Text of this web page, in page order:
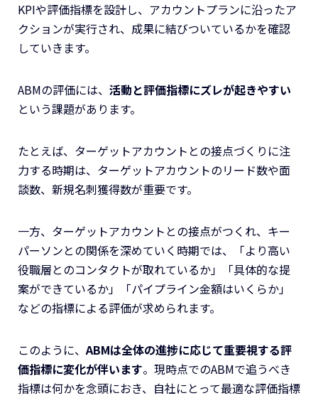
KPIや評価指標を設計し、アカウントプランに沿ったア
クションが実行され、成果に結びついているかを確認
していきます。
ABMの評価には、 活動と評価指標にズレが起きやすい
という課題があります。
たとえば、ターゲットアカウントとの接点づくりに注
力する時期は、ターゲットアカウントのリード数や面
談数、新規名刺獲得数が重要です。
一方、ターゲットアカウントとの接点がつくれ、キー
パーソンとの関係を深めていく時期では、「より高い
役職層とのコンタクトが取れているか」「具体的な提
案ができているか」「パイプライン金額はいくらか」
などの指標による評価が求められます。
このように、ABMは全体の進捗に応じて重要視する評
価指標に変化が伴います。現時点でのABMで追うべき
指標は何かを念頭におき、自社にとって最適な評価指標